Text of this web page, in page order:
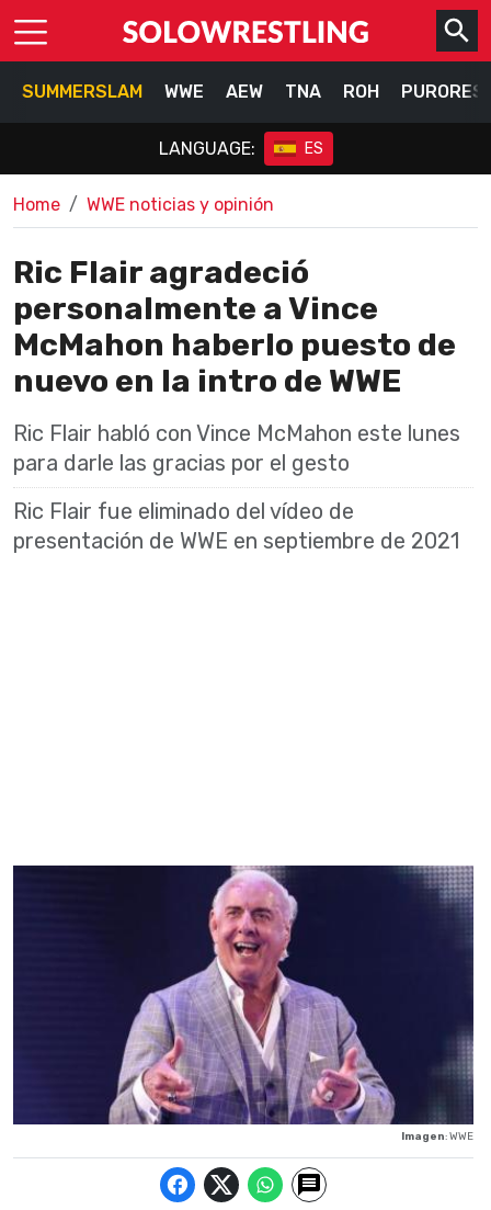
SUMMERSLAM WWE AEW TNA ROH
LANGUAGE: ES
Home WWE noticias y opinión
Ric Flair agradeció
personalmente a Vince
McMahon haberlo puesto de
nuevo en la intro de WWE
Ric Flair habló con Vince McMahon este lunes
para darle las gracias por el gesto
Ric Flair fue eliminado del vídeo de
presentación de WWE en septiembre de 2021
Imagen: WWE